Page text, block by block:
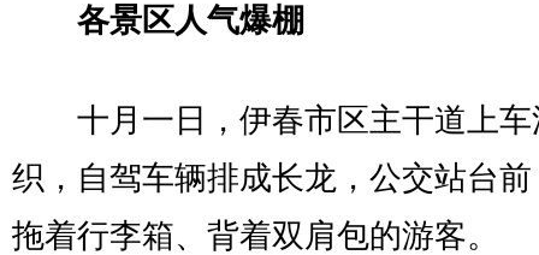
各景区人气爆棚
十月一日，伊春市区主干道上车
织，自驾车辆排成长龙，公交站台
拖着行李箱、背着双肩包的游客。